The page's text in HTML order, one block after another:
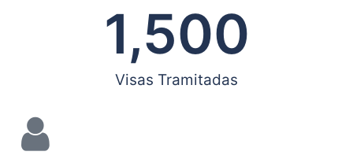
Visas Tramitadas
1,500